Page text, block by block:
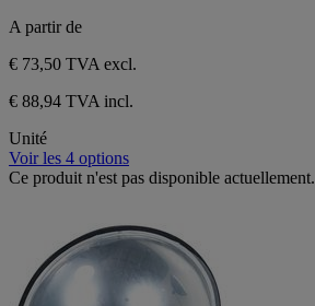
A partir de
€ 73,50 TVA excl.
€ 88,94 TVA incl.
Unité
Voir les 4 options
Ce produit n'est pas disponible actuellement.